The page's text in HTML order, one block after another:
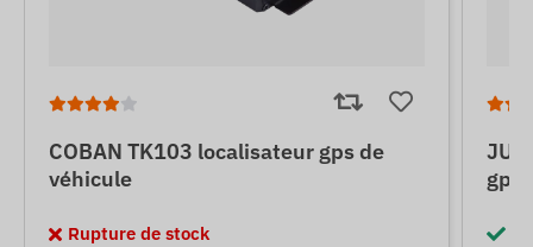
COBAN TK103 localisateur gps de
véhicule
Rupture de stock
gps